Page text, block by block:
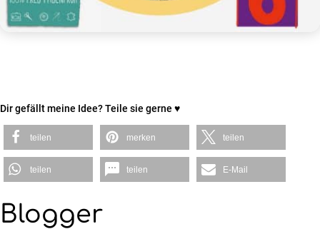
Dir gefällt meine Idee? Teile sie gerne ♥
teilen merken teilen
teilen teilen E-Mail
Blogger